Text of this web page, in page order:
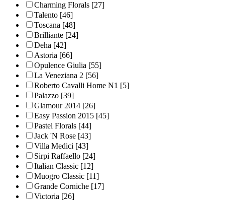
Charming Florals [27]
Talento [46]
Toscana [48]
Brilliante [24]
Deha [42]
Astoria [66]
Opulence Giulia [55]
La Veneziana 2 [56]
Roberto Cavalli Home N1 [5]
Palazzo [39]
Glamour 2014 [26]
Easy Passion 2015 [45]
Pastel Florals [44]
Jack 'N Rose [43]
Villa Medici [43]
Sirpi Raffaello [24]
Italian Classic [12]
Muogro Сlassic [11]
Grande Corniche [17]
Victoria [26]